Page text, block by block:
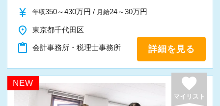
currency_yen 年収350～430万円 / 月給24～30万円
place 東京都千代田区
content_paste 会計事務所・税理士事務所 詳細を見る
NEW favorite
マイリスト